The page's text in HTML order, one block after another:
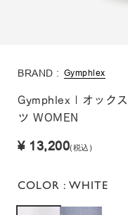
BRAND : Gymphlex
Gymphlex | オック
ツ WOMEN
¥ 13,200(税込)
COLOR : WHITE